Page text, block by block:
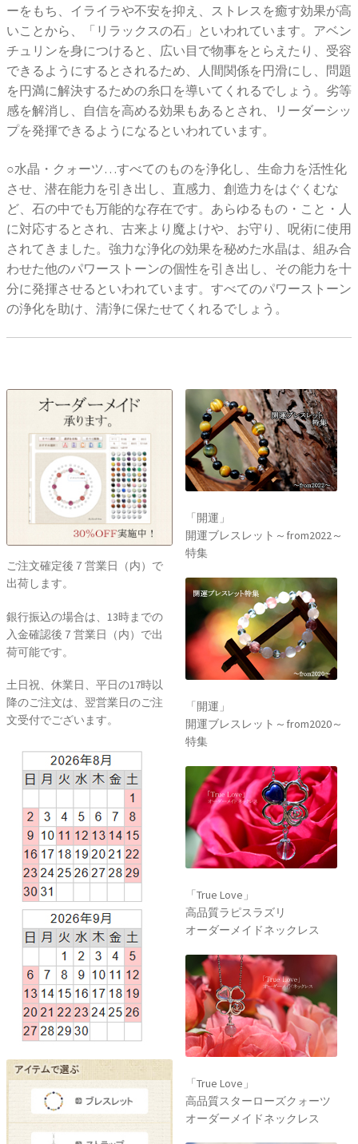
ーをもち、イライラや不安を抑え、ストレスを癒す効果が高
いことから、「リラックスの石」といわれています。アベン
チュリンを身につけると、広い目で物事をとらえたり、受容
できるようにするとされるため、人間関係を円滑にし、問題
を円満に解決するための糸口を導いてくれるでしょう。劣等
感を解消し、自信を高める効果もあるとされ、リーダーシッ
プを発揮できるようになるといわれています。
○水晶・クォーツ…すべてのものを浄化し、生命力を活性化
させ、潜在能力を引き出し、直感力、創造力をはぐくむな
ど、石の中でも万能的な存在です。あらゆるもの・こと・人
に対応するとされ、古来より魔よけや、お守り、呪術に使用
されてきました。強力な浄化の効果を秘めた水晶は、組み合
わせた他のパワーストーンの個性を引き出し、その能力を十
分に発揮させるといわれています。すべてのパワーストーン
の浄化を助け、清浄に保たせてくれるでしょう。
ご注文確定後７営業日（内）で
出荷します。
銀行振込の場合は、13時までの
入金確認後７営業日（内）で出
荷可能です。
土日祝、休業日、平日の17時以
降のご注文は、翌営業日のご注
文受付でございます。
「開運」
開運ブレスレット～from2022～
特集
「開運」
開運ブレスレット～from2020～
特集
「True Love」
高品質ラピスラズリ
オーダーメイドネックレス
「True Love」
高品質スターローズクォーツ
オーダーメイドネックレス